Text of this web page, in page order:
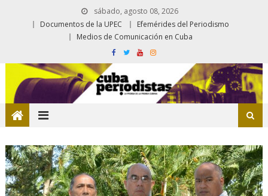
sábado, agosto 08, 2026
Documentos de la UPEC
Efemérides del Periodismo
Medios de Comunicación en Cuba